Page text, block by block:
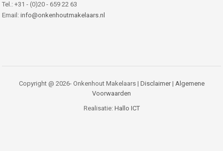
Tel.: +31 - (0)20 - 659 22 63
Email: info@onkenhoutmakelaars.nl
Copyright @ 2026- Onkenhout Makelaars | Disclaimer| Algemene
Voorwaarden
Realisatie: Hallo ICT